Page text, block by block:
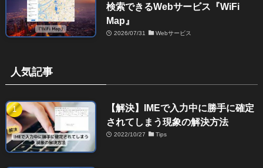
検索できるWebサービス『WiFi
Map』
2026/07/31 Webサービス
人気記事
【解決】IMEで入力中に勝手に確定
されてしまう現象の解決方法
2022/10/27 Tips